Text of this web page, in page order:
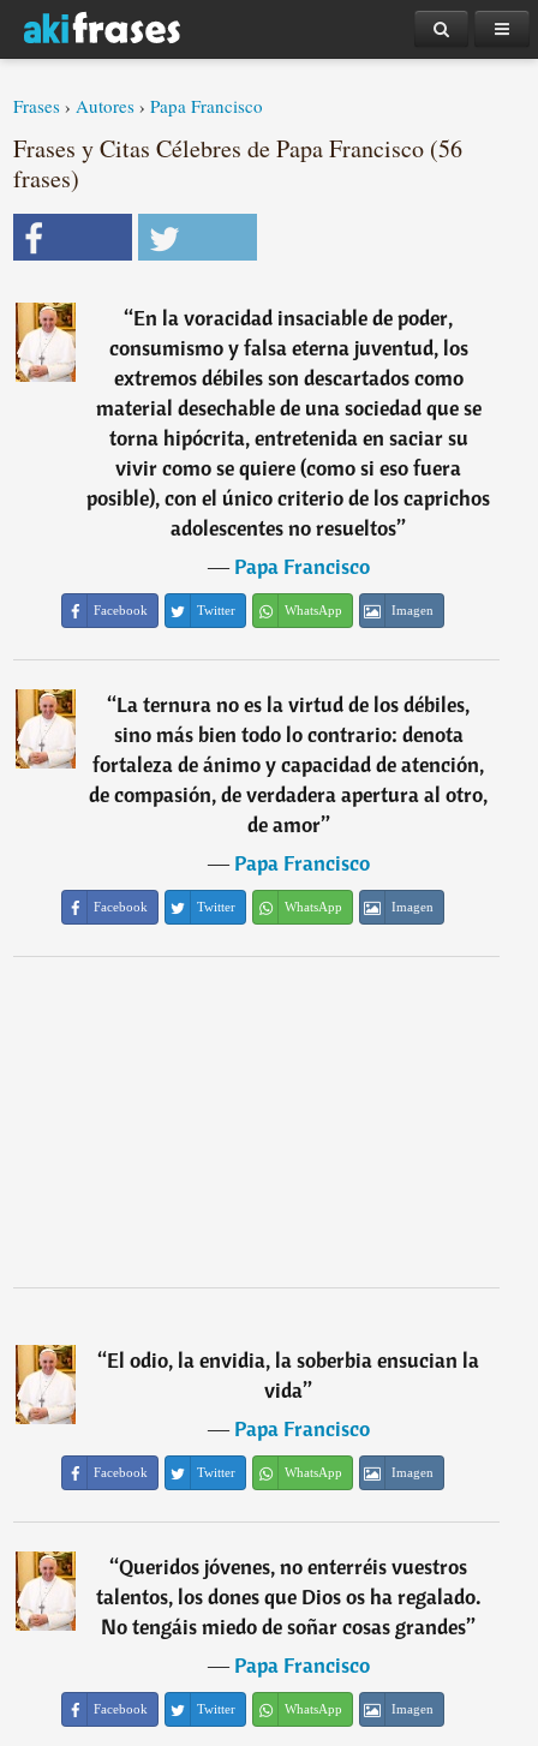
Frases ›Autores ›Papa Francisco
Frases y Citas Célebres de Papa Francisco (56
frases)
“En la voracidad insaciable de poder,
consumismo y falsa eterna juventud, los
extremos débiles son descartados como
material desechable de una sociedad que se
torna hipócrita, entretenida en saciar su
vivir como se quiere (como si eso fuera
posible), con el único criterio de los caprichos
adolescentes no resueltos”
―Papa Francisco
Facebook Twitter WhatsApp Imagen
“La ternura no es la virtud de los débiles,
sino más bien todo lo contrario: denota
fortaleza de ánimo y capacidad de atención,
de compasión, de verdadera apertura al otro,
de amor”
―Papa Francisco
Facebook Twitter WhatsApp Imagen
“El odio, la envidia, la soberbia ensucian la
vida”
―Papa Francisco
Facebook Twitter WhatsApp Imagen
“Queridos jóvenes, no enterréis vuestros
talentos, los dones que Dios os ha regalado.
No tengáis miedo de soñar cosas grandes”
―Papa Francisco
Facebook Twitter WhatsApp Imagen